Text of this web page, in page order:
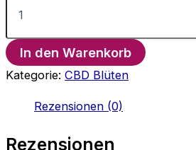
Lemon
Ökopack
MengeIn den Warenkorb
Kategorie: CBD Blüten
Rezensionen (0)
Rezensionen